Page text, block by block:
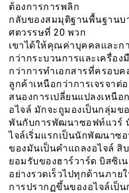
ต้องการการพลิก
กลับของสมมุติฐานพื้นฐานบ
ศตวรรษที่ 20 พวก
เขาได้ให้คุณค่าบุคคลและก
กว่ากระบวนการและเครื่อ
กว่าการทำเอกสารที่ครอบ
ลูกค้าเหนือกว่าการเจรจา
สนองการเปลี่ยนแปลงเหนือ
อไจล์ มักจะถูมองเป็นกลุ่มข
พันกับการพัฒนาซอฟท์แวร์
ไจล์เริ่มแรกเป็นนักพัฒนาซ
ของมันเป็นคำแถลงอไจล์ สิ
ยอมรับของฮาร์วาร์ด บิสซิเ
อย่างรวดเร็วไปทุกด้านภาย
การปรากฏขึ้นของอไจล์เป็